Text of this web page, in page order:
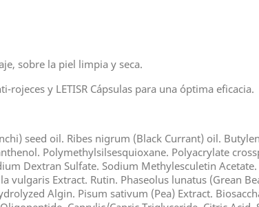
sobre la piel limpia y seca.
y LETISR Cápsulas para una óptima eficacia.
seed oil. Ribes nigrum (Black Currant) oil.
Polymethylsilsesquioxane. Polyacrylate
Dextran Sulfate. Sodium Methylesculetin
vulgaris Extract. Rutin. Phaseolus lunatus (Grean
Algin. Pisum sativum (Pea) Extract.